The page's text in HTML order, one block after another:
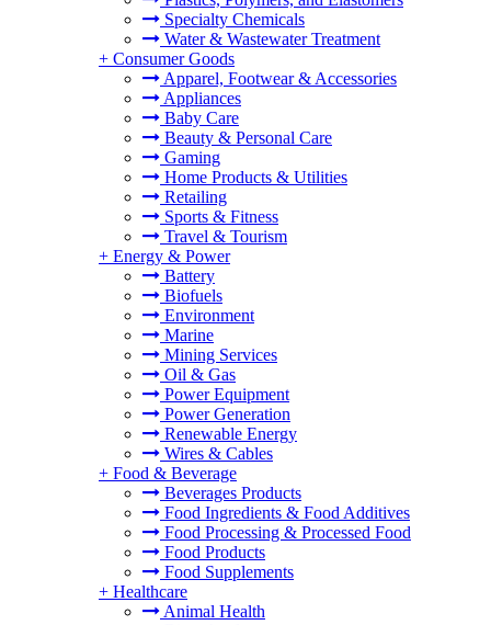
Specialty Chemicals
Water & Wastewater Treatment
+ Consumer Goods
Apparel, Footwear & Accessories
Appliances
Baby Care
Beauty & Personal Care
Gaming
Home Products & Utilities
Retailing
Sports & Fitness
Travel & Tourism
+ Energy & Power
Battery
Biofuels
Environment
Marine
Mining Services
Oil & Gas
Power Equipment
Power Generation
Renewable Energy
Wires & Cables
+ Food & Beverage
Beverages Products
Food Ingredients & Food Additives
Food Processing & Processed Food
Food Products
Food Supplements
+ Healthcare
Animal Health